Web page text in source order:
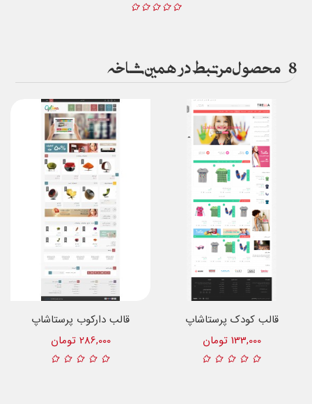
8 محصول مرتبط در همین شاخه
قالب دارکوب پرستاشاپ
286,000 تومان
قالب کودک پرستاشاپ
133,000 تومان